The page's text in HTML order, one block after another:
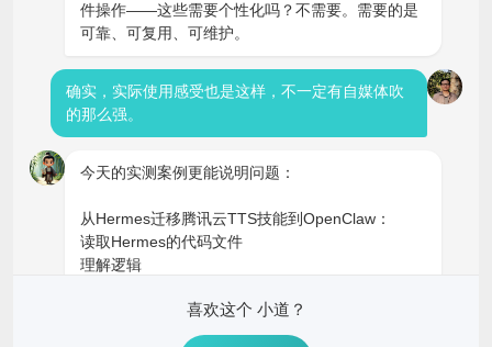
件操作——这些需要个性化吗？不需要。需要的是
可靠、可复用、可维护。
确实，实际使用感受也是这样，不一定有自媒体吹
的那么强。
今天的实测案例更能说明问题：
从Hermes迁移腾讯云TTS技能到OpenClaw：
读取Hermes的代码文件
理解逻辑
15分钟搞定，语音消息正常发送
喜欢这个 小道？